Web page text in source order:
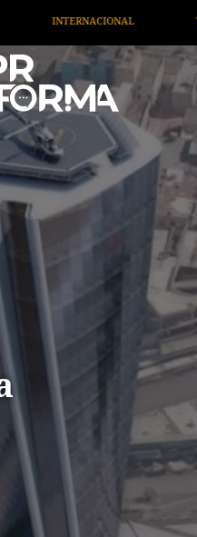
OPINIÓN